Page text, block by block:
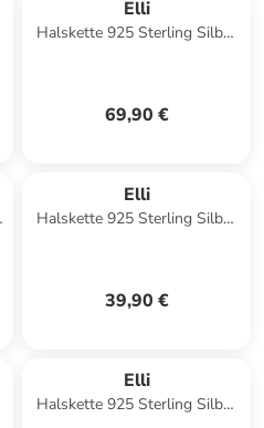
Elli
Halskette 925 Sterling Silber
69,90 €
Elli
Halskette 925 Sterling Silber
39,90 €
Elli
Halskette 925 Sterling Silber